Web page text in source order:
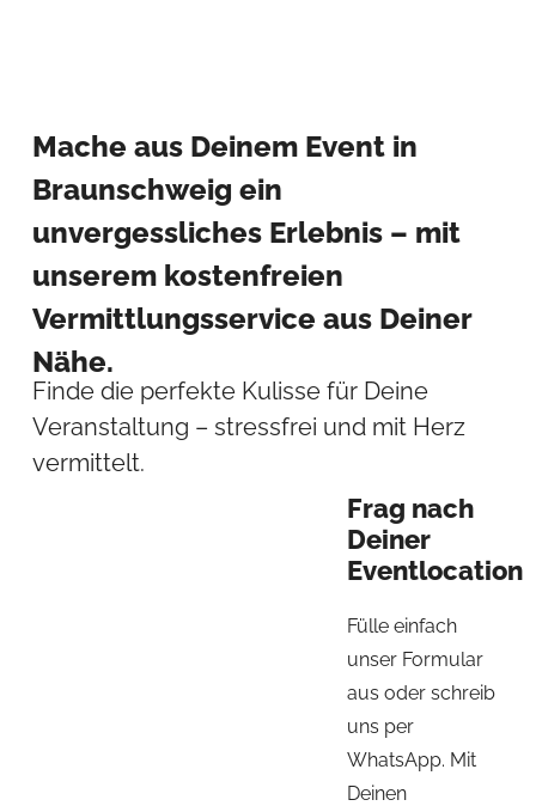
Mache aus Deinem Event in
Braunschweig ein
unvergessliches Erlebnis – mit
unserem kostenfreien
Vermittlungsservice aus Deiner
Nähe.
Finde die perfekte Kulisse für Deine
Veranstaltung – stressfrei und mit Herz
vermittelt.
Frag nach
Deiner
Eventlocation
Fülle einfach
unser Formular
aus oder schreib
uns per
WhatsApp. Mit
Deinen